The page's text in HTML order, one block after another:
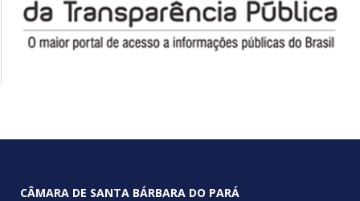
CÂMARA DE SANTA BÁRBARA DO PARÁ